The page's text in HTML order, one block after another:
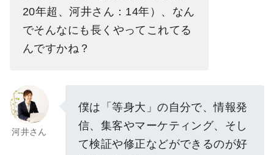
20年超、河井さん：14年）、なん
でそんなにも長くやってこれてる
んですかね？
河井さん
僕は「等身大」の自分で、情報発
信、集客やマーケティング、そし
て検証や修正などができるのが好